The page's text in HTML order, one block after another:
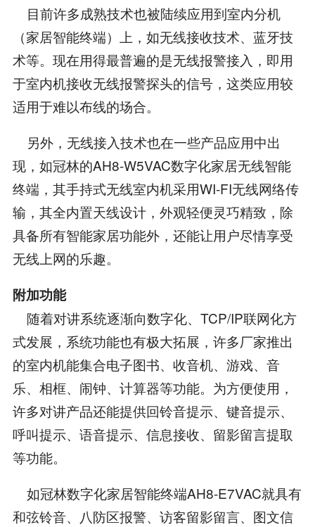
目前许多成熟技术也被陆续应用到室内分机
（家居智能终端）上，如无线接收技术、蓝牙技
术等。现在用得最普遍的是无线报警接入，即用
于室内机接收无线报警探头的信号，这类应用较
适用于难以布线的场合。
另外，无线接入技术也在一些产品应用中出
现，如冠林的AH8-W5VAC数字化家居无线智能
终端，其手持式无线室内机采用WI-FI无线网络传
输，其全内置天线设计，外观轻便灵巧精致，除
具备所有智能家居功能外，还能让用户尽情享受
无线上网的乐趣。
附加功能
随着对讲系统逐渐向数字化、TCP/IP联网化方
式发展，系统功能也有极大拓展，许多厂家推出
的室内机能集合电子图书、收音机、游戏、音
乐、相框、闹钟、计算器等功能。为方便使用，
许多对讲产品还能提供回铃音提示、键音提示、
呼叫提示、语音提示、信息接收、留影留言提取
等功能。
如冠林数字化家居智能终端AH8-E7VAC就具有
和弦铃音、八防区报警、访客留影留言、图文信